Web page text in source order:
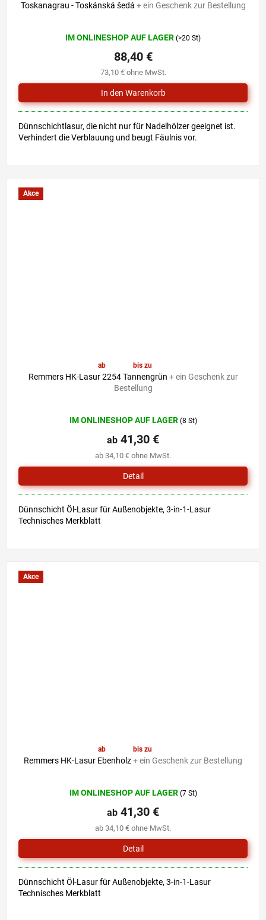
Toskanagrau - Toskánská šedá + ein Geschenk zur Bestellung
durchschnittliche
Produktbewertung
ist
0,0
von
5
Sternen.
IM ONLINESHOP AUF LAGER (>20 St)
73,10 € ohne MwSt.
88,40 €
Dünnschichtlasur, die nicht nur für Nadelhölzer geeignet ist.
Verhindert die Verblauung und beugt Fäulnis vor.
Akce
ab bis zu
Remmers HK-Lasur 2254 Tannengrün + ein Geschenk zur
Bestellung
durchschnittliche
Produktbewertung
ist
5,0
von
5
Sternen.
IM ONLINESHOP AUF LAGER (8 St)
ab 34,10 € ohne MwSt.
ab 41,30 €
Detail
Dünnschicht Öl-Lasur für Außenobjekte, 3-in-1-Lasur
Technisches Merkblatt
Akce
ab bis zu
Remmers HK-Lasur Ebenholz+ ein Geschenk zur Bestellung
durchschnittliche
Produktbewertung
ist
4,9
von
5
Sternen.
IM ONLINESHOP AUF LAGER (7 St)
ab 34,10 € ohne MwSt.
ab 41,30 €
Detail
Dünnschicht Öl-Lasur für Außenobjekte, 3-in-1-Lasur
Technisches Merkblatt